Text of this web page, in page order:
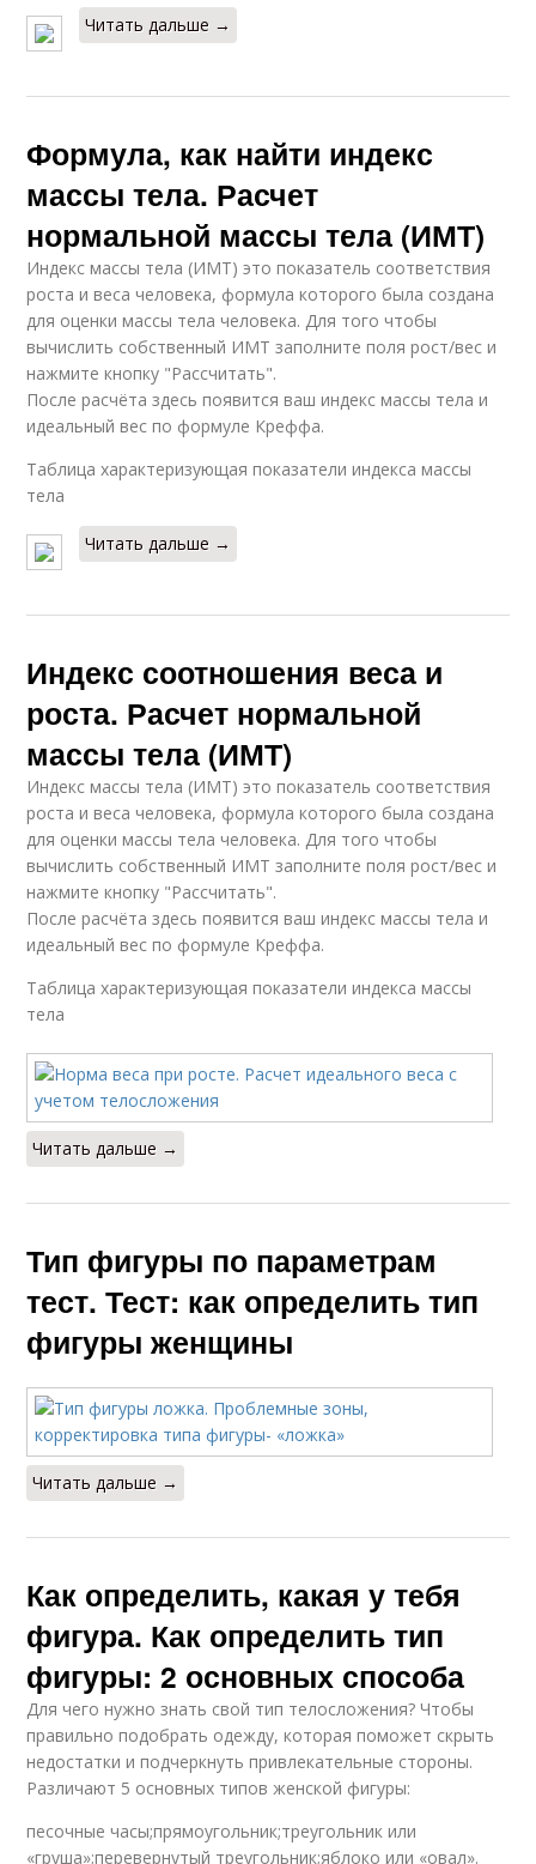
Читать дальше →
Формула, как найти индекс
массы тела. Расчет
нормальной массы тела (ИМТ)
Индекс массы тела (ИМТ) это показатель соответствия
роста и веса человека, формула которого была создана
для оценки массы тела человека. Для того чтобы
вычислить собственный ИМТ заполните поля рост/вес и
нажмите кнопку "Рассчитать".
После расчёта здесь появится ваш индекс массы тела и
идеальный вес по формуле Креффа.
Таблица характеризующая показатели индекса массы
тела
Читать дальше →
Индекс соотношения веса и
роста. Расчет нормальной
массы тела (ИМТ)
Индекс массы тела (ИМТ) это показатель соответствия
роста и веса человека, формула которого была создана
для оценки массы тела человека. Для того чтобы
вычислить собственный ИМТ заполните поля рост/вес и
нажмите кнопку "Рассчитать".
После расчёта здесь появится ваш индекс массы тела и
идеальный вес по формуле Креффа.
Таблица характеризующая показатели индекса массы
тела
Читать дальше →
Тип фигуры по параметрам
тест. Тест: как определить тип
фигуры женщины
Читать дальше →
Как определить, какая у тебя
фигура. Как определить тип
фигуры: 2 основных способа
Для чего нужно знать свой тип телосложения? Чтобы
правильно подобрать одежду, которая поможет скрыть
недостатки и подчеркнуть привлекательные стороны.
Различают 5 основных типов женской фигуры:
песочные часы;прямоугольник;треугольник или
«груша»;перевернутый треугольник;яблоко или «овал».